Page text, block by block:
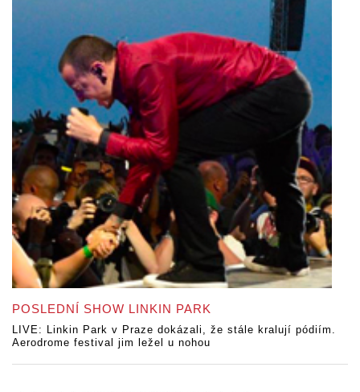
POSLEDNÍ SHOW LINKIN PARK
LIVE: Linkin Park v Praze dokázali, že stále kralují pódiím.
Aerodrome festival jim ležel u nohou